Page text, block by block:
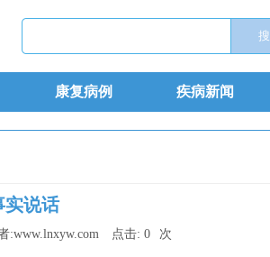
康复病例 疾病新闻
实说话
:www.lnxyw.com 点击: 0 次